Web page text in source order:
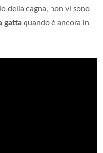
della cagna, non vi sono
gatta quando è ancora in